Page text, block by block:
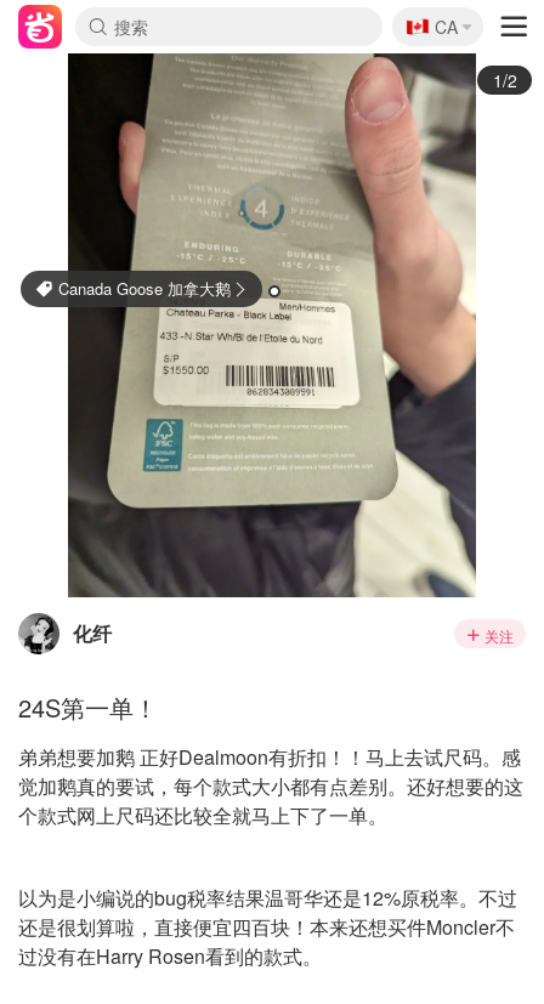
🇨🇦
CA
24 Sevres
直接省400！
2/2
化纤 关注
24S第一单！
弟弟想要加鹅 正好Dealmoon有折扣！！马上去试尺码。感
觉加鹅真的要试，每个款式大小都有点差别。还好想要的这
个款式网上尺码还比较全就马上下了一单。
以为是小编说的bug税率结果温哥华还是12%原税率。不过
还是很划算啦，直接便宜四百块！本来还想买件Moncler不
过没有在Harry Rosen看到的款式。